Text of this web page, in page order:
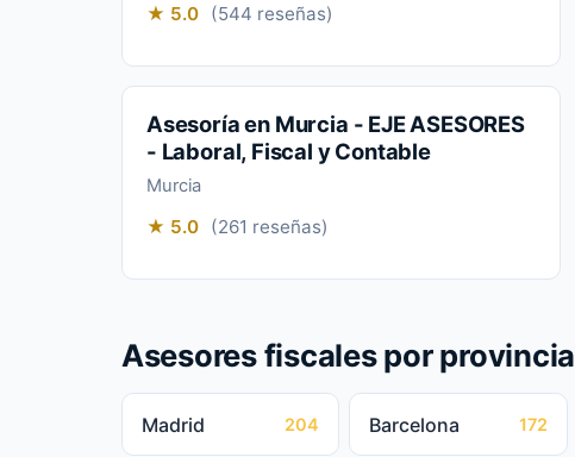
★ 5.0 (544 reseñas)
Asesoría en Murcia - EJE ASESORES
- Laboral, Fiscal y Contable
Murcia
★ 5.0 (261 reseñas)
Asesores fiscales por provincia
Madrid 204 Barcelona 172